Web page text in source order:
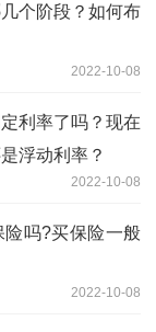
个阶段？如何布
2022-10-08
利率了吗？现在
浮动利率？
2022-10-08
险吗?买保险一般
2022-10-08